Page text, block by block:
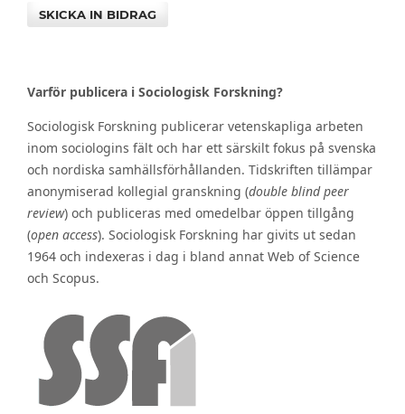
SKICKA IN BIDRAG
Varför publicera i Sociologisk Forskning?
Sociologisk Forskning publicerar vetenskapliga arbeten
inom sociologins fält och har ett särskilt fokus på svenska
och nordiska samhällsförhållanden. Tidskriften tillämpar
anonymiserad kollegial granskning (double blind peer
review) och publiceras med omedelbar öppen tillgång
(open access). Sociologisk Forskning har givits ut sedan
1964 och indexeras i dag i bland annat Web of Science
och Scopus.